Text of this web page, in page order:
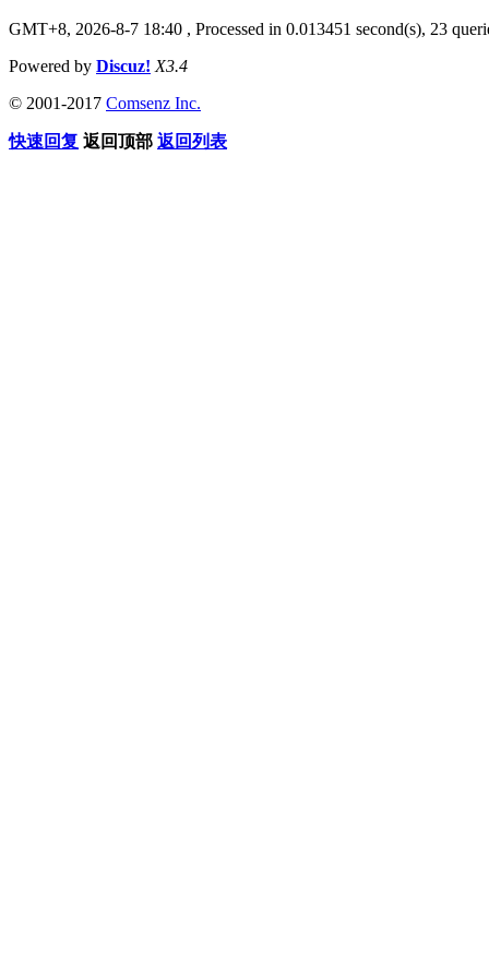
GMT+8, 2026-8-7 18:40 , Processed in 0.013451 second(s), 23
Powered by Discuz! X3.4
© 2001-2017 Comsenz Inc.
快速回复 返回顶部 返回列表